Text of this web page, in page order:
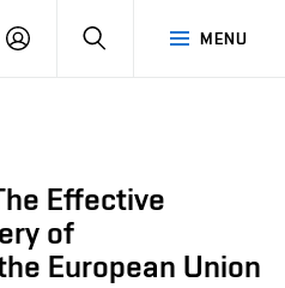
MENU
PŘIHLÁSIT
Effective
of
European Union